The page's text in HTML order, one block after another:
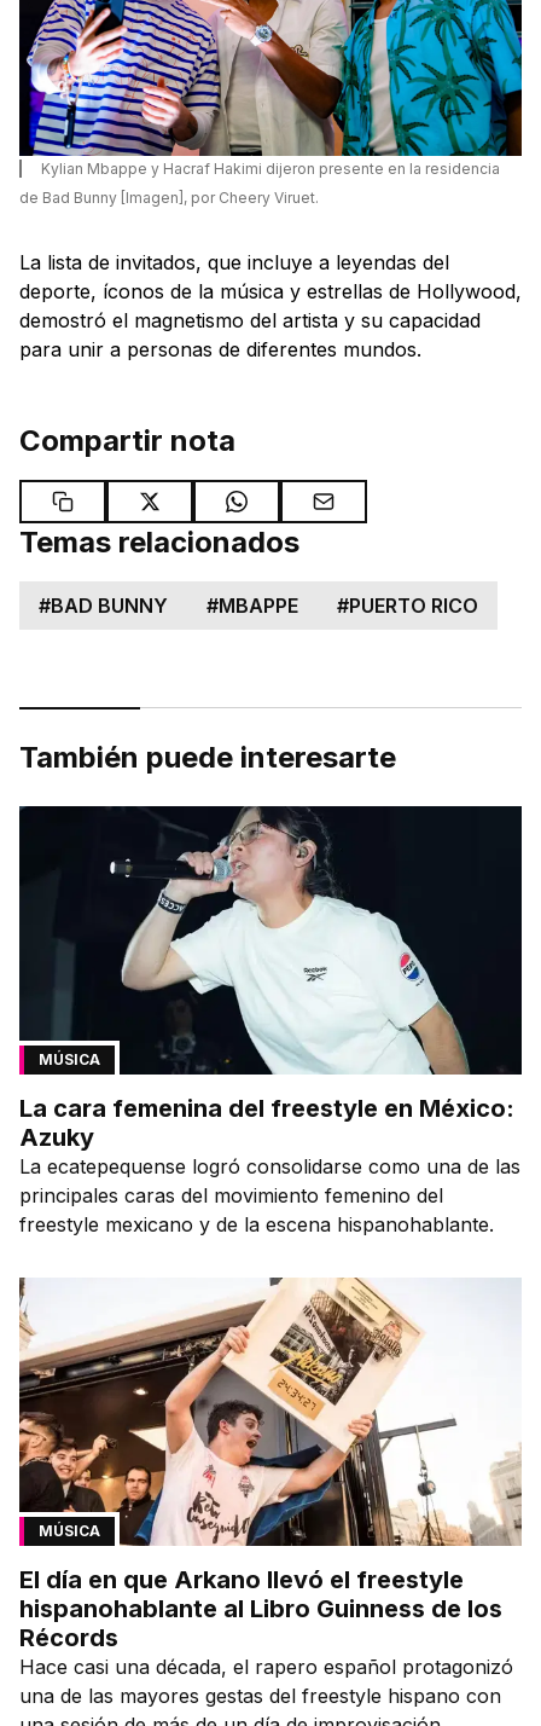
Kylian Mbappe y Hacraf Hakimi dijeron presente en la residencia
de Bad Bunny [Imagen], por Cheery Viruet.
La lista de invitados, que incluye a leyendas del
deporte, íconos de la música y estrellas de Hollywood,
demostró el magnetismo del artista y su capacidad
para unir a personas de diferentes mundos.
Compartir nota
Temas relacionados
#BAD BUNNY #MBAPPE #PUERTO RICO
También puede interesarte
MÚSICA
La cara femenina del freestyle en México:
Azuky
La ecatepequense logró consolidarse como una de las
principales caras del movimiento femenino del
freestyle mexicano y de la escena hispanohablante.
MÚSICA
El día en que Arkano llevó el freestyle
hispanohablante al Libro Guinness de los
Récords
Hace casi una década, el rapero español protagonizó
una de las mayores gestas del freestyle hispano con